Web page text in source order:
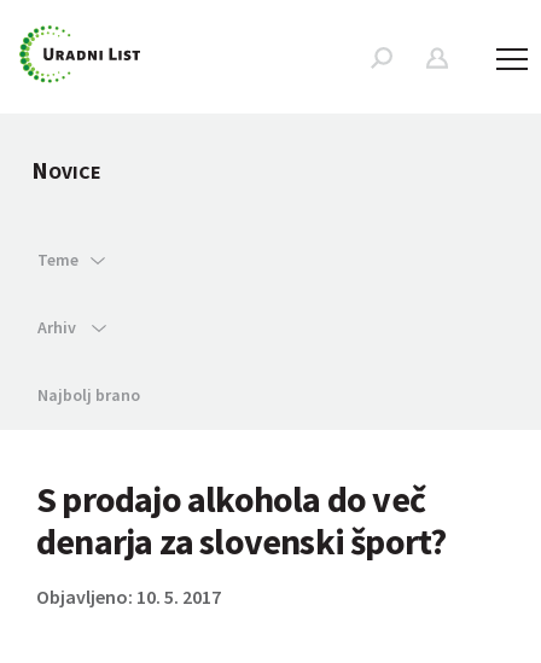
NOVICE
Teme
Arhiv
Najbolj brano
S prodajo alkohola do več
denarja za slovenski šport?
Objavljeno: 10. 5. 2017